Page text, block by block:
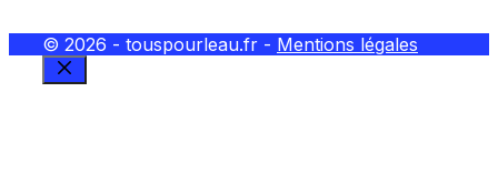
© 2026 - touspourleau.fr - Mentions légales
FERMER